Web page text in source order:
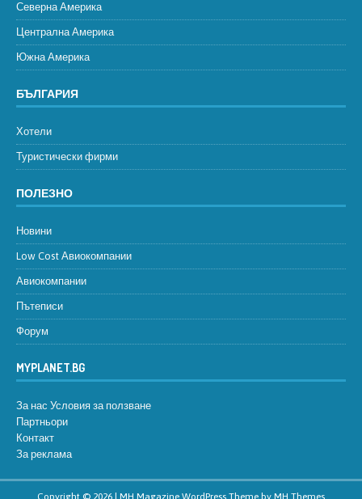
Северна Америка
Централна Америка
Южна Америка
БЪЛГАРИЯ
Хотели
Туристически фирми
ПОЛЕЗНО
Новини
Low Cost Авиокомпании
Авиокомпании
Пътеписи
Форум
MYPLANET.BG
За нас Условия за ползване
Партньори
Контакт
За реклама